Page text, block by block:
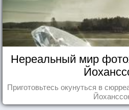
Нереальный мир
Приготовьтесь окунуться в